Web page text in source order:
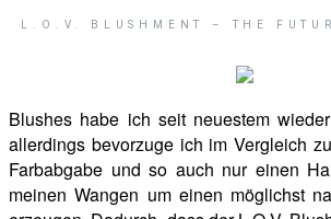
L.O.V. BLUSHMENT – THE
Blushes habe ich seit neuestem
allerdings bevorzuge ich im Vergleich
Farbabgabe und so auch nur einen
meinen Wangen um einen möglichst